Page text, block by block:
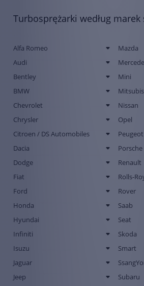
Turbosprężarki według
Alfa Romeo
Audi
Bentley
BMW
Chevrolet
Chrysler
Citroen / DS Automobiles
Dacia
Dodge
Fiat
Ford
Honda
Hyundai
Infiniti
Isuzu
Jaguar
Jeep
Mazda
Mini
Nissan
Opel
Peugeot
Porsche
Renault
Rolls-
Rover
Saab
Seat
Skoda
Smart
Subaru